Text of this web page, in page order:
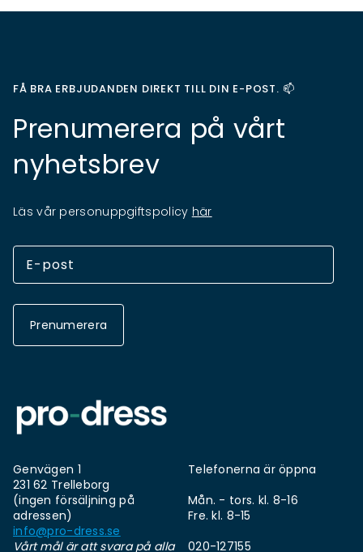
FÅ BRA ERBJUDANDEN DIREKT TILL DIN E-POST. 📫
Prenumerera på vårt
nyhetsbrev
Läs vår personuppgiftspolicy här
Prenumerera
Genvägen 1
231 62 Trelleborg
(ingen försäljning på
adressen)
info@pro-dress.se
Vårt mål är att svara på alla
Telefonerna är öppna
Mån. - tors. kl. 8-16
Fre. kl. 8-15
020-127155